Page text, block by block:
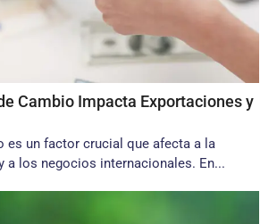
Cambio Impacta Exportaciones y
es un factor crucial que afecta a la
a los negocios internacionales. En...